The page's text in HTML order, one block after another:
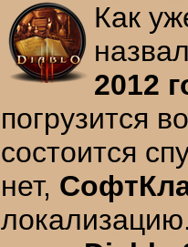
Как
2012
погрузится
состоится
нет,